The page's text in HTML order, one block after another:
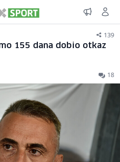
139
155 dana dobio otkaz
18